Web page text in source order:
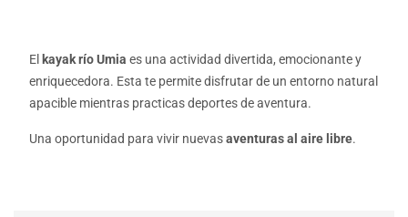
El kayak río Umia es una actividad divertida, emocionante y
enriquecedora. Esta te permite disfrutar de un entorno natural
apacible mientras practicas deportes de aventura.
Una oportunidad para vivir nuevasaventuras al aire libre.